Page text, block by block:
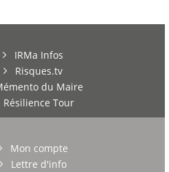
IRMa Infos
Risques.tv
du Maire
Résilience Tour
Mon compte
Lettre d'info